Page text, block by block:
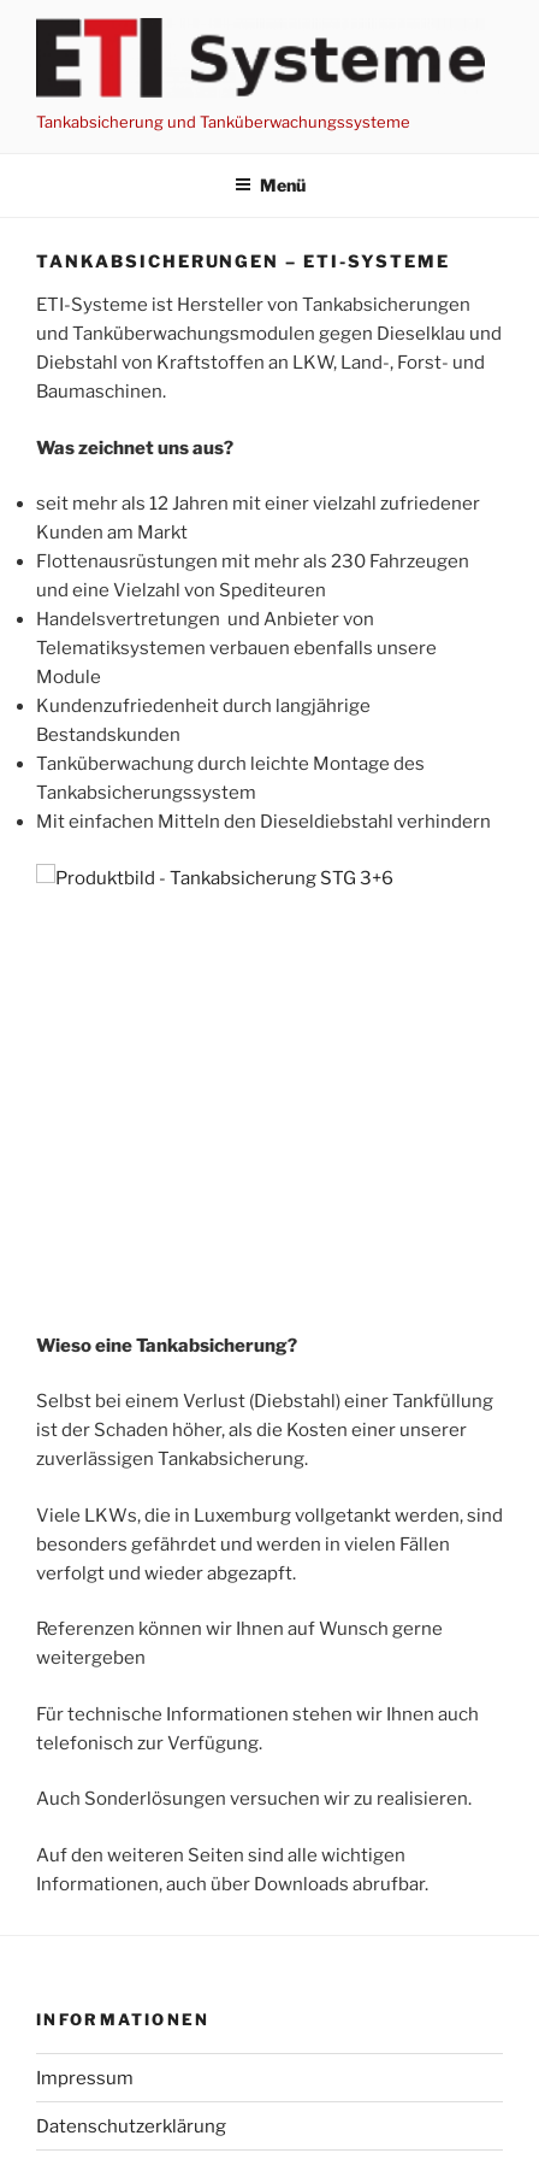
Zum
springen
Tankabsicherung und Tanküberwachungssysteme
Menü
TANKABSICHERUNGEN – ETI-SYSTEME
ETI-Systeme ist Hersteller von Tankabsicherungen
und Tanküberwachungsmodulen gegen Dieselklau und
Diebstahl von Kraftstoffen an LKW, Land-, Forst- und
Baumaschinen.
Was zeichnet uns aus?
seit mehr als 12 Jahren mit einer vielzahl zufriedener
Kunden am Markt
Flottenausrüstungen mit mehr als 230 Fahrzeugen
und eine Vielzahl von Spediteuren
Handelsvertretungen und Anbieter von
Telematiksystemen verbauen ebenfalls unsere
Module
Kundenzufriedenheit durch langjährige
Bestandskunden
Tanküberwachung durch leichte Montage des
Tankabsicherungssystem
Mit einfachen Mitteln den Dieseldiebstahl verhindern
Wieso eine Tankabsicherung?
Selbst bei einem Verlust (Diebstahl) einer Tankfüllung
ist der Schaden höher, als die Kosten einer unserer
zuverlässigen Tankabsicherung.
Viele LKWs, die in Luxemburg vollgetankt werden, sind
besonders gefährdet und werden in vielen Fällen
verfolgt und wieder abgezapft.
Referenzen können wir Ihnen auf Wunsch gerne
weitergeben
Für technische Informationen stehen wir Ihnen auch
telefonisch zur Verfügung.
Auch Sonderlösungen versuchen wir zu realisieren.
Auf den weiteren Seiten sind alle wichtigen
Informationen, auch über Downloads abrufbar.
INFORMATIONEN
Impressum
Datenschutzerklärung